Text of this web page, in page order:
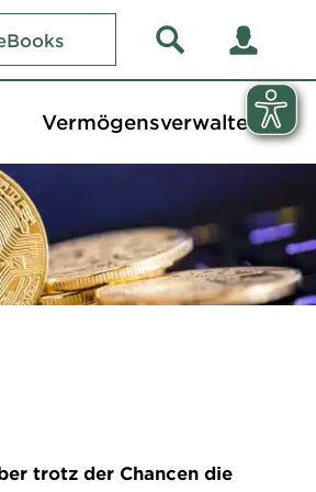
Vermögensverwalter
trotz der Chancen die